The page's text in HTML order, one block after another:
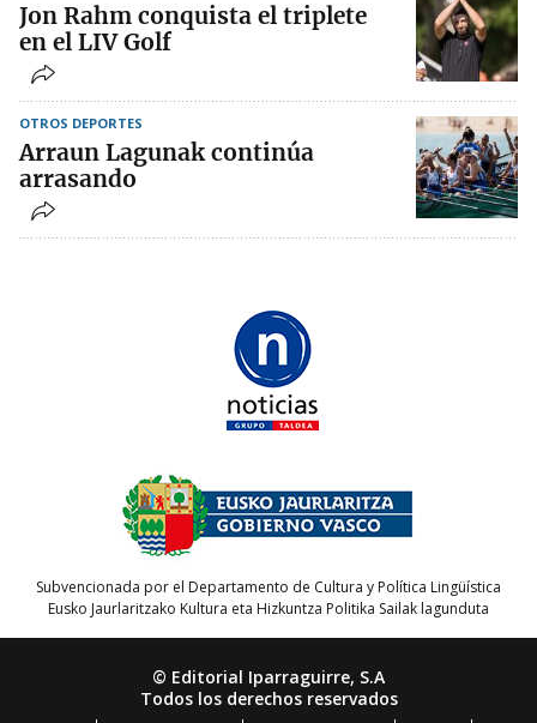
Jon Rahm conquista el triplete
en el LIV Golf
OTROS DEPORTES
Arraun Lagunak continúa
arrasando
Subvencionada por el Departamento de Cultura y Política Lingüística
Eusko Jaurlaritzako Kultura eta Hizkuntza Politika Sailak lagunduta
© Editorial Iparraguirre, S.A
Todos los derechos reservados